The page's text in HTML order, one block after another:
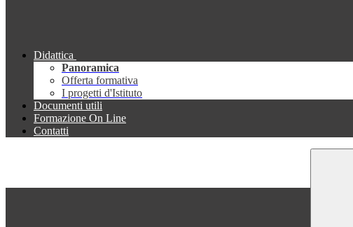
Didattica
Panoramica
Offerta formativa
I progetti d'Istituto
Documenti utili
Formazione On Line
Contatti